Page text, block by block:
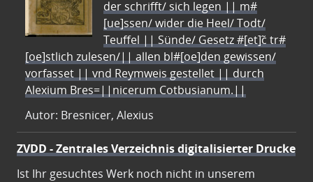
der schrifft/ sich legen || m#
[ue]ssen/ wider die Heel/ Todt/
Teuffel || Sünde/ Gesetz #[et]c̃ tr#
[oe]stlich zulesen/|| allen bl#[oe]den gewissen/
vorfasset || vnd Reymweis gestellet || durch
Alexium Bres=||nicerum Cotbusianum.||
Autor: Bresnicer, Alexius
ZVDD - Zentrales Verzeichnis digitalisierter Drucke
Ist Ihr gesuchtes Werk noch nicht in unserem